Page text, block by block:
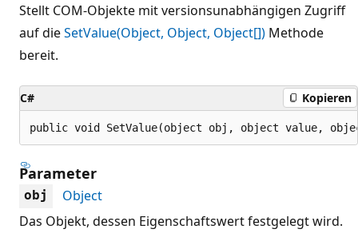
Stellt COM-Objekte mit versionsunabhängigen Zugriff
auf dieSetValue(Object, Object, Object[]) Methode
bereit.
C# Kopieren
public void SetValue(object obj, object value,
Parameter
obj
Object
Das Objekt, dessen Eigenschaftswert festgelegt wird.